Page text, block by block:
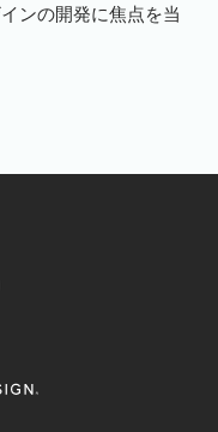
ンの開発に焦点を当